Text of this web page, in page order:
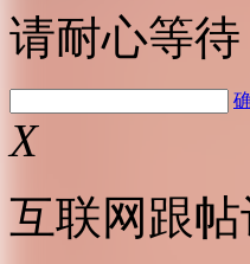
请耐心等待
X
互联网跟